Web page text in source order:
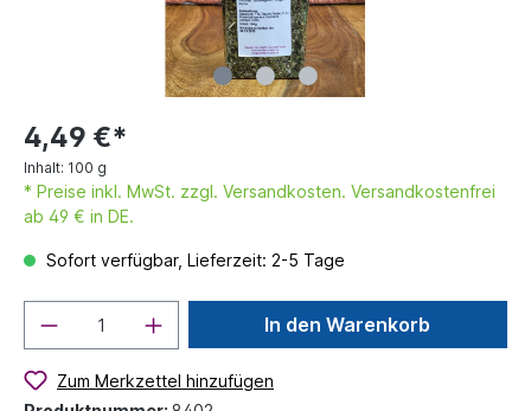
4,49 €*
Inhalt: 100 g
* Preise inkl. MwSt. zzgl. Versandkosten. Versandkostenfrei
ab 49 € in DE.
Sofort verfügbar, Lieferzeit: 2-5 Tage
In den Warenkorb
Zum Merkzettel hinzufügen